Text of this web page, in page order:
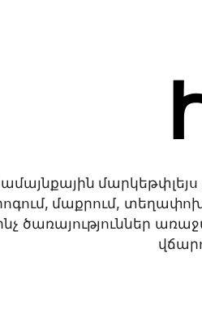
մաքրում,
ինչ ծառայություններ